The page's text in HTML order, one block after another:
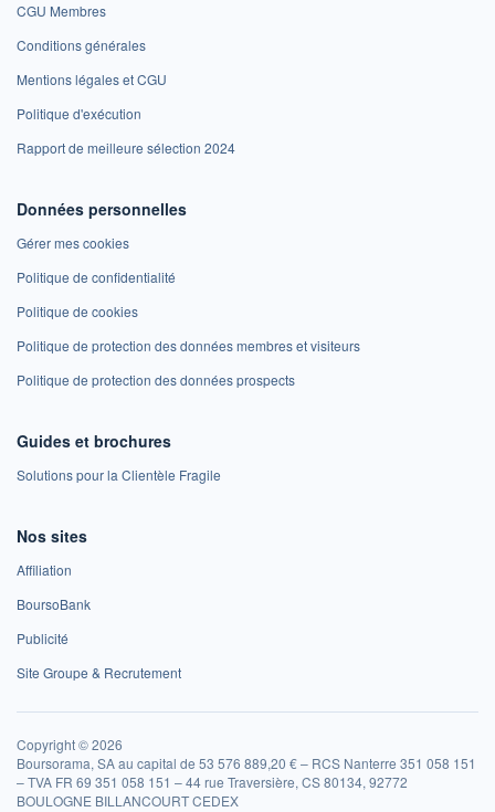
CGU Membres
Conditions générales
Mentions légales et CGU
Politique d'exécution
Rapport de meilleure sélection 2024
Données personnelles
Gérer mes cookies
Politique de confidentialité
Politique de cookies
Politique de protection des données membres et visiteurs
Politique de protection des données prospects
Guides et brochures
Solutions pour la Clientèle Fragile
Nos sites
Affiliation
BoursoBank
Publicité
Site Groupe & Recrutement
Copyright © 2026
Boursorama, SA au capital de 53 576 889,20 € – RCS Nanterre 351 058 151
– TVA FR 69 351 058 151 – 44 rue Traversière, CS 80134, 92772
BOULOGNE BILLANCOURT CEDEX